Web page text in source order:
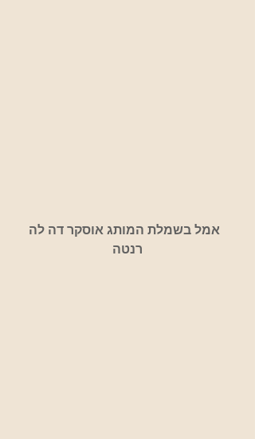
   אמל בשמלת המותג אוסקר דה לה
רנטה